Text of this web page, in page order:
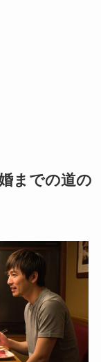
までの道の